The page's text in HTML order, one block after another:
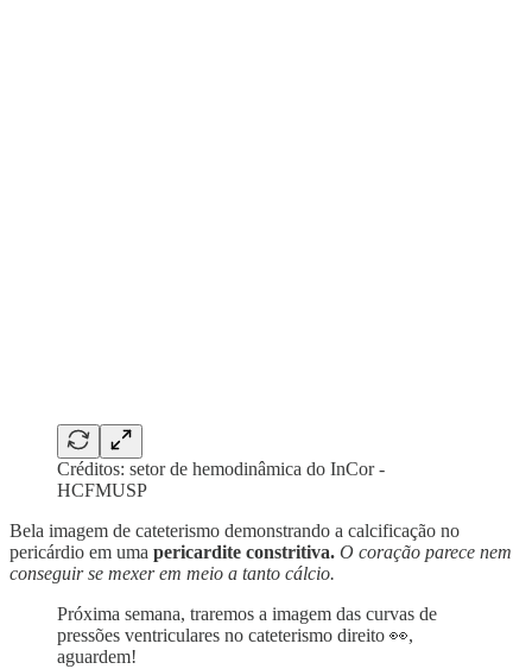
Créditos: setor de hemodinâmica do InCor -
HCFMUSP
Bela imagem de cateterismo demonstrando a calcificação no
pericárdio em uma pericardite constritiva. O coração parece nem
conseguir se mexer em meio a tanto cálcio.
Próxima semana, traremos a imagem das curvas de
pressões ventriculares no cateterismo direito 👀,
aguardem!